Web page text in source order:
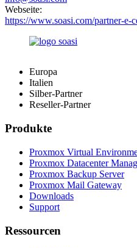
Webseite:
https://www.soasi.com/partner-
Europa
Italien
Silber-Partner
Reseller-Partner
Produkte
Proxmox Virtual
Proxmox Datacenter
Proxmox Backup Server
Proxmox Mail Gateway
Downloads
Support
Ressourcen